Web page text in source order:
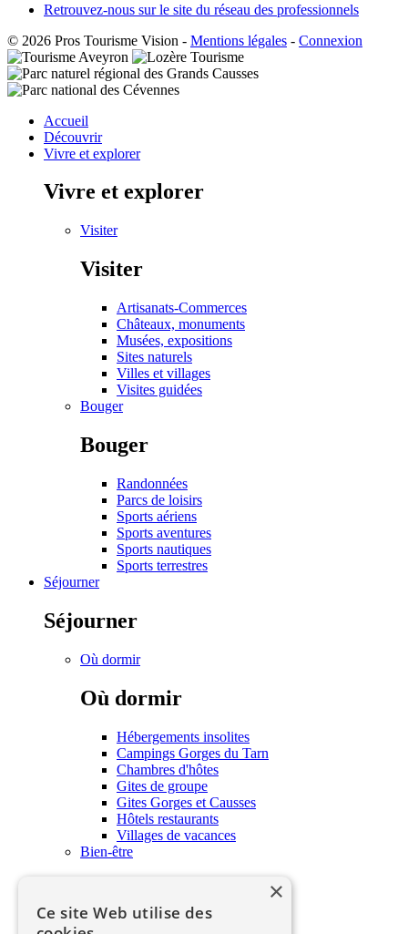
Retrouvez-nous sur le site du réseau des professionnels
© 2026 Pros Tourisme Vision - Mentions légales - Connexion
Accueil
Découvrir
Vivre et explorer
Vivre et explorer
Visiter
Visiter
Artisanats-Commerces
Châteaux, monuments
Musées, expositions
Sites naturels
Villes et villages
Visites guidées
Bouger
Bouger
Randonnées
Parcs de loisirs
Sports aériens
Sports aventures
Sports nautiques
Sports terrestres
Séjourner
Séjourner
Où dormir
Où dormir
Hébergements insolites
Campings Gorges du Tarn
Chambres d'hôtes
Gites de groupe
Gites Gorges et Causses
Hôtels restaurants
Villages de vacances
Bien-être
×
Ce site Web utilise des